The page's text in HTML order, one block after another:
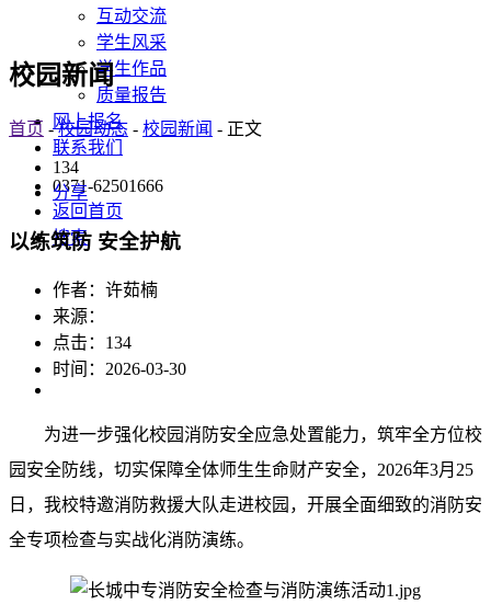
互动交流
学生风采
学生作品
质量报告
网上报名
联系我们
0371-62501666
返回首页
搜索
校园新闻
首页 -校园动态 - 校园新闻 - 正文
134
分享
以练筑防 安全护航
作者：许茹楠
来源：
点击： 134
时间：2026-03-30
为进一步强化校园消防安全应急处置能力，筑牢全方位校
园安全防线，切实保障全体师生生命财产安全，2026年3月25
日，我校特邀消防救援大队走进校园，开展全面细致的消防安
全专项检查与实战化消防演练。